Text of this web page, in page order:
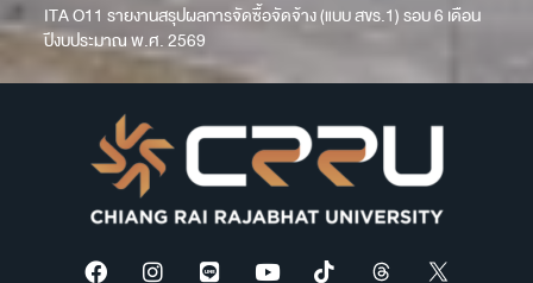
ITA O11 รายงานสรุปผลการจัดซื้อจัดจ้าง (แบบ สขร.1) รอบ 6 เดือน
ปีงบประมาณ พ.ศ. 2569